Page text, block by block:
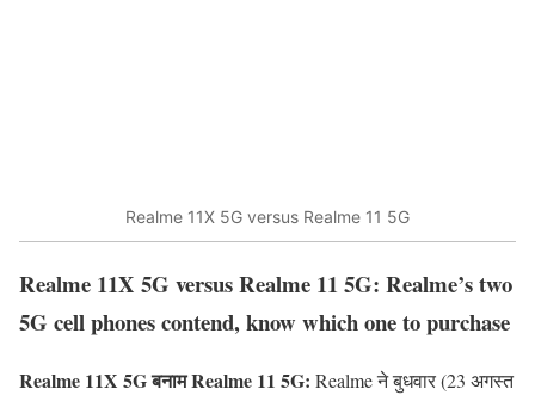
Realme 11X 5G versus Realme 11 5G
Realme 11X 5G versus Realme 11 5G: Realme’s two
5G cell phones contend, know which one to purchase
Realme 11X 5G बनाम Realme 11 5G: Realme ने बुधवार (23 अगस्त